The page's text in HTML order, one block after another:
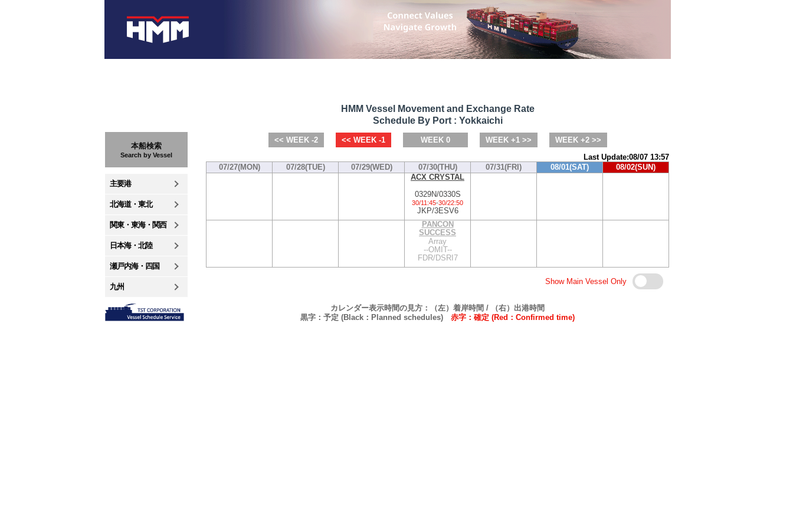
本船検索
Search by Vessel
主要港
北海道・東北
関東・東海・関西
日本海・北陸
瀬戸内海・四国
九州
HMM Vessel Movement and Exchange Rate
Schedule By Port : Yokkaichi
<< WEEK -2 << WEEK -1 WEEK 0 WEEK +1 >>
WEEK +2 >>
Last Update:08/07 13:57
07/27(MON)
07/28(TUE) 07/29(WED) 07/30(THU) 07/31(FRI) 08/01(SAT)
08/02(SUN)
ACX CRYSTAL
0329N/0330S
30/11:45-30/22:50
JKP/3ESV6
PANCON
SUCCESS
Array
--OMIT--
FDR/DSRI7
Show Main Vessel Only
カレンダー表示時間の見方：（左）着岸時間 / （右）出港時間
黒字：予定 (Black：Planned schedules) 赤字：確定 (Red：Confirmed time)